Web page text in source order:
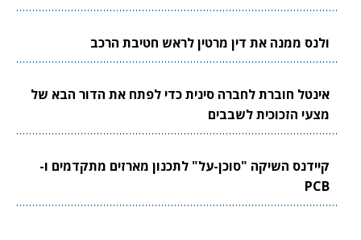
ולנס ממנה את דין מרטין לראש חטיבת הרכב
אינטל חוברת לחברה סינית כדי לפתח את הדור הבא של
מצעי הזכוכית לשבבים
קיידנס השיקה "סוכן-על" לתכנון מארזים מתקדמים ו-
PCB